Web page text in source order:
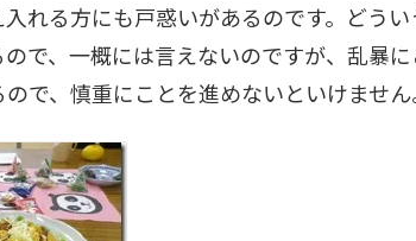
れる方にも戸惑いがあるのです。どう
ので、一概には言えないのですが、乱暴
で、慎重にことを進めないといけません